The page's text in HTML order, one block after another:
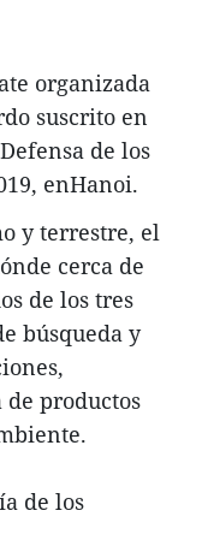
organizada
suscrito en
de los
enHanoi.
y terrestre, el
cerca de
de los tres
búsqueda y
productos
de los